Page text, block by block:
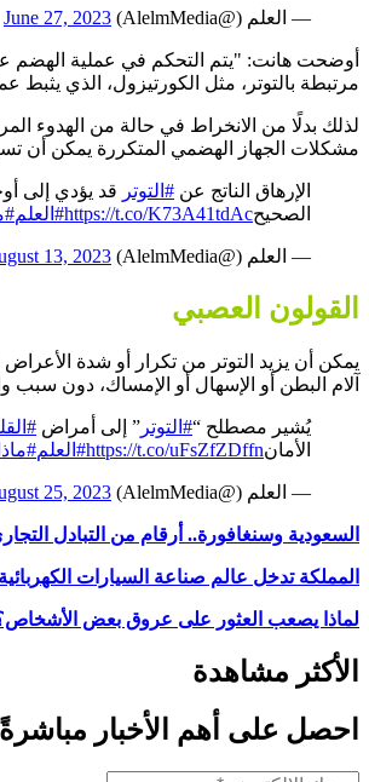
— العلم (@AlelmMedia) June 27, 2023
أوضحت هانت: "يتم التحكم في عملية الهضم
مرتبطة بالتوتر، مثل الكورتيزول، الذي يثبط
لذلك بدلًا من الانخراط في حالة من الهدوء
مشكلات الجهاز الهضمي المتكررة يمكن أن
الإرهاق الناتج عن #التوتر قد يؤدي إلى
الصحيحhttps://t.co/K73A41tdAc#العلم
— العلم (@AlelmMedia) 13, 2023
القولون العصبي
آلام البطن أو الإسهال أو الإمساك، دون
يُشير مصطلح “#التوتر ” إلى أمراض
الأمانhttps://t.co/uFsZfZDffn#العلم
— العلم (@AlelmMedia) 25, 2023
السعودية وسنغافورة.. أرقام من التبادل
المملكة تدخل عالم صناعة السيارات
لماذا يصعب العثور على عروق بعض
الأكثر مشاهدة
احصل على أهم الأخبار